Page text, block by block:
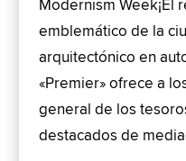
Modernism Week¡El
emblemático de la
arquitectónico en
«Premier» ofrece a
general de los
destacados de